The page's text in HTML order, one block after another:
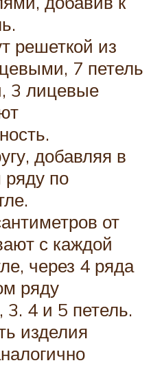
решеткой из
7 петель
3 лицевые
добавляя в
по
от
с каждой
через 4 ряда
ряду
4 и 5 петель.
изделия